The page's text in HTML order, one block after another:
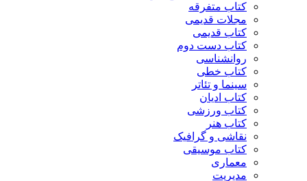
کتاب متفرقه
مجلات قدیمی
کتاب قدیمی
کتاب دست دوم
روانشناسی
کتاب خطی
سینما و تئاتر
کتاب ادیان
کتاب ورزشی
کتاب هنر
نقاشی و گرافیک
کتاب موسیقی
معماری
مدیریت